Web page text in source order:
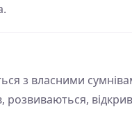
з власними
розвиваються,